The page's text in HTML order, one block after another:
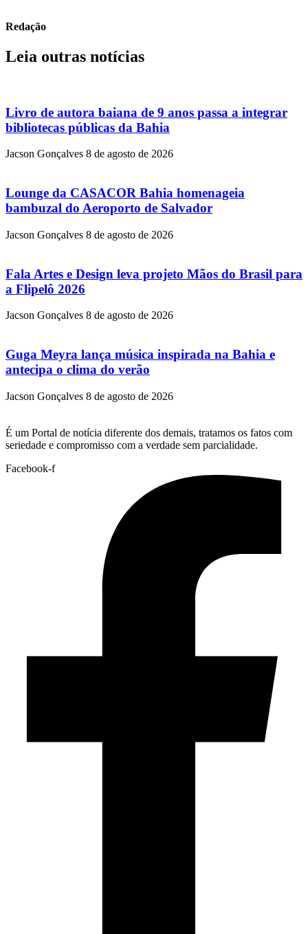
Redação
Leia outras notícias
Livro de autora baiana de 9 anos passa a integrar
bibliotecas públicas da Bahia
Jacson Gonçalves 8 de agosto de 2026
Lounge da CASACOR Bahia homenageia
bambuzal do Aeroporto de Salvador
Jacson Gonçalves 8 de agosto de 2026
Fala Artes e Design leva projeto Mãos do Brasil para
a Flipelô 2026
Jacson Gonçalves 8 de agosto de 2026
Guga Meyra lança música inspirada na Bahia e
antecipa o clima do verão
Jacson Gonçalves 8 de agosto de 2026
É um Portal de notícia diferente dos demais, tratamos os fatos com
seriedade e compromisso com a verdade sem parcialidade.
Facebook-f